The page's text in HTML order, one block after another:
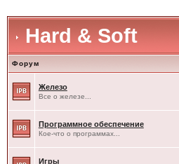
Hard & Soft
Форум
Железо
Все о железе...
Программное обеспечение
Кое-что о программах...
Игры